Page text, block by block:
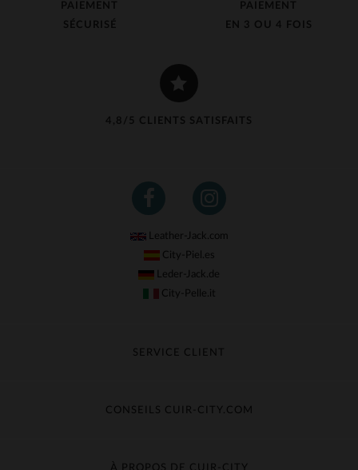
PAIEMENT
SÉCURISÉ
PAIEMENT
EN 3 OU 4 FOIS
4,8/5 CLIENTS SATISFAITS
Leather-Jack.com
City-Piel.es
Leder-Jack.de
City-Pelle.it
SERVICE CLIENT
Échange & Remboursement
Contacter le service client
CONSEILS CUIR-CITY.COM
Guide des matières